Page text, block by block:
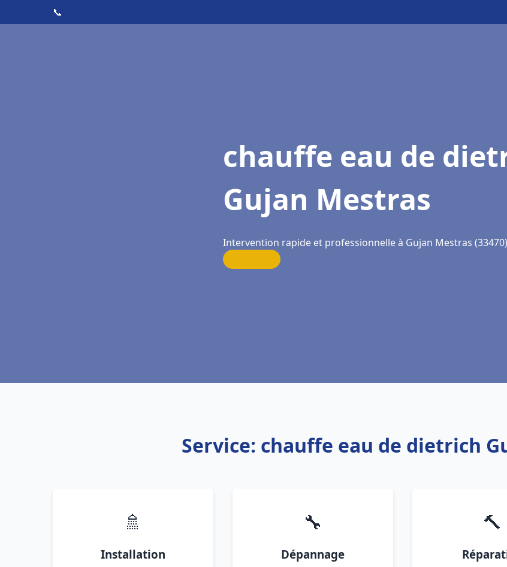
📞
chauffe eau de
Gujan Mestras
Intervention rapide et professionnelle à Gujan Mestras (33470)
Service: chauffe eau de dietrich
🚿
Installation
🔧
Dépannage
🔨